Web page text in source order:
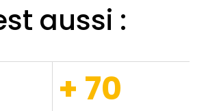
aussi :
+ 70